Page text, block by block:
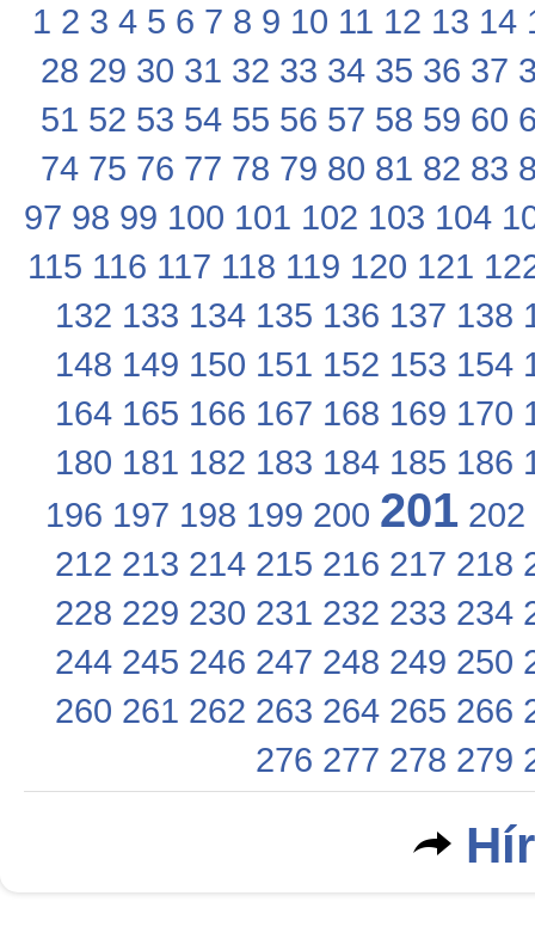
1 2 3 4 5 6 7 8 9 10 11 12 13 14
28 29 30 31 32 33 34 35 36 37
51 52 53 54 55 56 57 58 59 60
74 75 76 77 78 79 80 81 82 83
97 98 99 100 101 102 103 104
115 116 117 118 119 120 121
132 133 134 135 136 137 138
148 149 150 151 152 153 154
164 165 166 167 168 169 170
180 181 182 183 184 185 186
196 197 198 199 200 201 202
212 213 214 215 216 217 218
228 229 230 231 232 233 234
244 245 246 247 248 249 250
260 261 262 263 264 265 266
276 277 278 279